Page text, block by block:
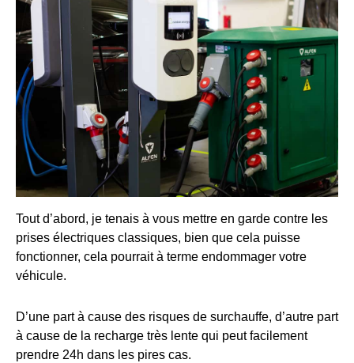
Tout d’abord, je tenais à vous mettre en garde contre les
prises électriques classiques, bien que cela puisse
fonctionner, cela pourrait à terme endommager votre
véhicule.
D’une part à cause des risques de surchauffe, d’autre part
à cause de la recharge très lente qui peut facilement
prendre 24h dans les pires cas.